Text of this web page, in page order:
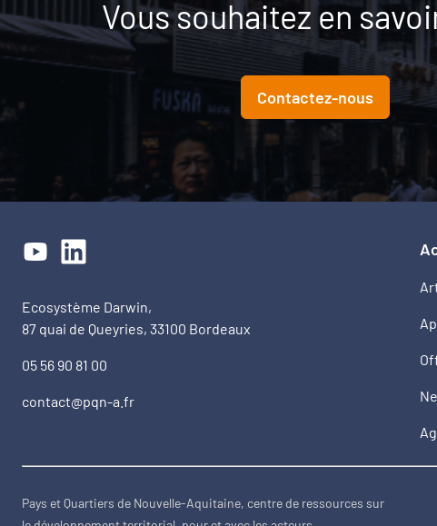
Vous souhaitez en
Contactez-nous
Ecosystème Darwin,
87 quai de Queyries, 33100 Bordeaux
05 56 90 81 00
contact@pqn-a.fr
Pays et Quartiers de Nouvelle-Aquitaine, centre de ressources sur